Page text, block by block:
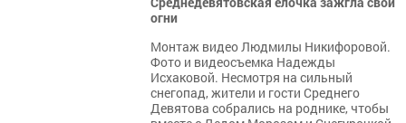
огни
Монтаж видео Людмилы Никифоровой.
Фото и видеосъемка Надежды
Исхаковой. Несмотря на сильный
снегопад, жители и гости Среднего
Девятова собрались на роднике, чтобы